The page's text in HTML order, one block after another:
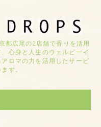
都広尾の2店舗で香りを活用
心身と人生のウェルビーイ
ロマの力を活用したサービ
す。